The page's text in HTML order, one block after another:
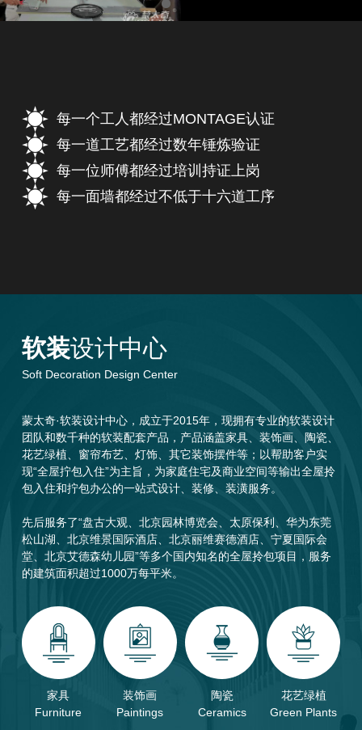
每一个工人都经过MONTAGE认证
每一道工艺都经过数年锤炼验证
每一位师傅都经过培训持证上岗
每一面墙都经过不低于十六道工序
软装设计中心
Soft Decoration Design Center
蒙太奇·软装设计中心，成立于2015年，现拥有专业的软装设计
团队和数千种的软装配套产品，产品涵盖家具、装饰画、陶瓷、
花艺绿植、窗帘布艺、灯饰、其它装饰摆件等；以帮助客户实
现“全屋拧包入住”为主旨，为家庭住宅及商业空间等输出全屋拎
包入住和拧包办公的一站式设计、装修、装潢服务。
先后服务了“盘古大观、北京园林博览会、太原保利、华为东莞
松山湖、北京维景国际酒店、北京丽维赛德酒店、宁夏国际会
堂、北京艾德森幼儿园”等多个国内知名的全屋拎包项目，服务
的建筑面积超过1000万每平米。
家具
Furniture
装饰画
Paintings
陶瓷
Ceramics
花艺绿植
Green Plants